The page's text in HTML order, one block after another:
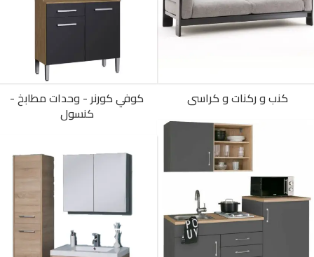
كنب و ركنات و كراسى كوفي كورنر - وحدات مطابخ -
كنسول